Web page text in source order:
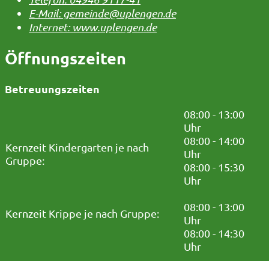
E-Mail:gemeinde@uplengen.de
Internet:www.uplengen.de
Öffnungszeiten
Betreuungszeiten
Kernzeit Kindergarten je nach
Gruppe:
Kernzeit Krippe je nach Gruppe:
08:00 - 13:00
Uhr
08:00 - 14:00
Uhr
08:00 - 15:30
Uhr
08:00 - 13:00
Uhr
08:00 - 14:30
Uhr